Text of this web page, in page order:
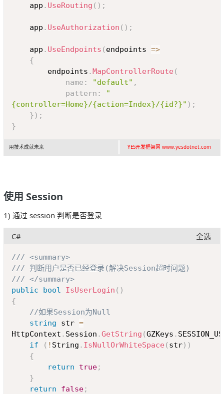
	app
. UseRouting ( ) ;
	app
. UseAuthorization ( ) ;
	app
. UseEndpoints ( endpoints =>
{
		endpoints
.MapControllerRoute(
name : "default" ,
pattern :
"
{controller=Home}/{action=Index}/{id?}" ) ;
} ) ;
}
用技术成就未来 YES开发框架网 www.yesdotnet.com
使用 Session
1) 通过 session 判断是否登录
C# 全选
/// <summary>
/// 判断用户是否已经登录(解决Session超时问题)
/// </summary>
public
bool IsUserLogin ( )
{
//如果Session为Null
string str =
HttpContext . Session .GetString (GZKeys .
if
( ! String . IsNullOrWhiteSpace( str) )
{
return
true;
}
return
false;